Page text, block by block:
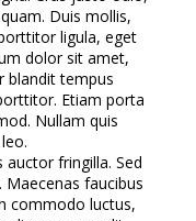
Duis mollis,
ligula, eget
dolor sit amet,
blandit tempus
Etiam porta
Nullam quis
fringilla. Sed
faucibus
commodo luctus,